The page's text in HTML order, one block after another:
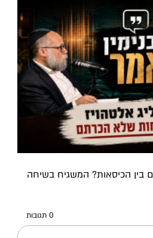
בין הכיסאות? המשגיח בשיחה
0 תגובות